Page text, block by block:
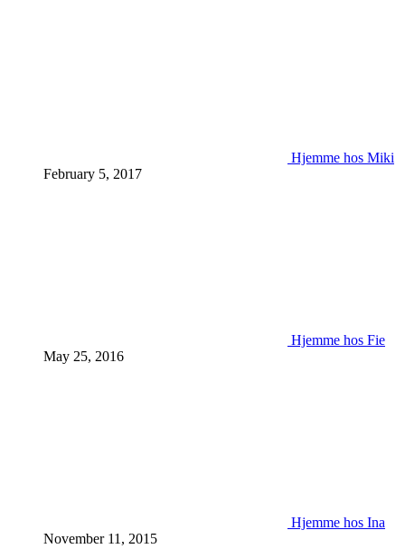
Hjemme hos Miki
February 5, 2017
Hjemme hos Fie
May 25, 2016
Hjemme hos Ina
November 11, 2015